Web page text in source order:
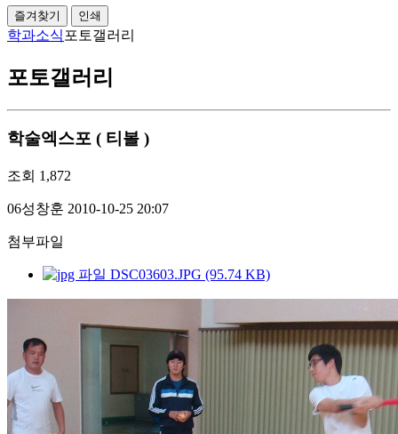
즐겨찾기 인쇄
학과소식 포토갤러리
포토갤러리
학술엑스포 ( 티볼 )
조회 1,872
06성창훈 2010-10-25 20:07
첨부파일
DSC03603.JPG (95.74 KB)